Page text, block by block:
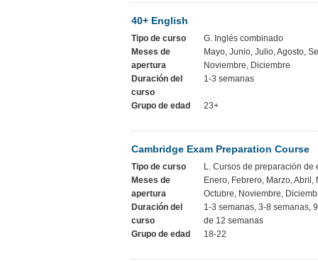
40+ English
Tipo de curso
G. Inglés combinado
Meses de
apertura
Mayo, Junio, Julio, Agosto,
Noviembre, Diciembre
Duración del
curso
1-3 semanas
Grupo de edad 23+
Cambridge Exam Preparation Course
Tipo de curso
L. Cursos de preparación de
Meses de
apertura
Enero, Febrero, Marzo, Abril,
Octubre, Noviembre,
Duración del
curso
1-3 semanas, 3-8 semanas,
de 12 semanas
Grupo de edad
18-22